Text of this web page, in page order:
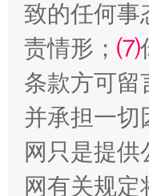
阿坝州三大球
致的任何事
责情形； ⑺
条款方可留
并承担一切
网只是提
网有关规